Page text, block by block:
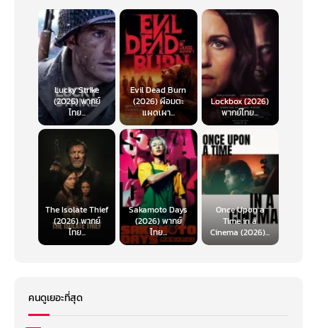
Lucky Strike
(2026) พากย์
ไทย...
Evil Dead Burn
(2026) ผีอมตะ
แผดเผา...
Lockbox (2026)
พากย์ไทย...
The Isolate Thief
(2026) พากย์
ไทย...
Sakamoto Days
(2026) พากย์
ไทย...
Once Upon a
Time in a
Cinema (2026)...
คนดูเยอะที่สุด